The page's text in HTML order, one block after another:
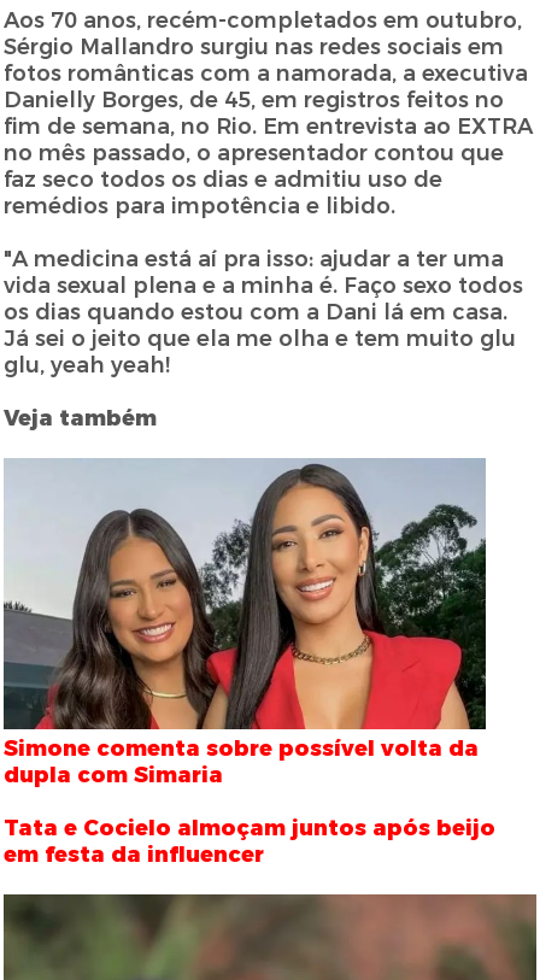
Aos 70 anos, recém-completados em outubro,
Sérgio Mallandro surgiu nas redes sociais em
fotos românticas com a namorada, a executiva
Danielly Borges, de 45, em registros feitos no
fim de semana, no Rio. Em entrevista ao EXTRA
no mês passado, o apresentador contou que
faz seco todos os dias e admitiu uso de
remédios para impotência e libido.
"A medicina está aí pra isso: ajudar a ter uma
vida sexual plena e a minha é. Faço sexo todos
os dias quando estou com a Dani lá em casa.
Já sei o jeito que ela me olha e tem muito glu
glu, yeah yeah!
Veja também
Simone comenta sobre possível volta da
dupla com Simaria
Tata e Cocielo almoçam juntos após beijo
em festa da influencer